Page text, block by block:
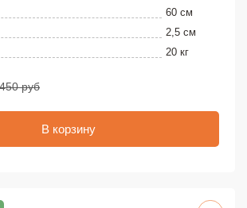
60 см
2,5 см
20 кг
руб
В корзину